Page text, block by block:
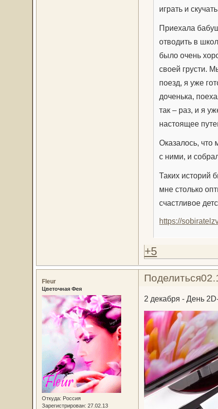
играть и
Приехала
отводить в
было очень
своей грусти.
поезд, я уже
доченька,
так – раз, и я
настоящее
Оказалось, что
с ними, и
Таких историй
мне столько
счастливое
https://
+5
Поделиться
Fleur
Цветочная Фея
Откуда: Россия
Зарегистрирован: 27.02.13
2 декабря - День